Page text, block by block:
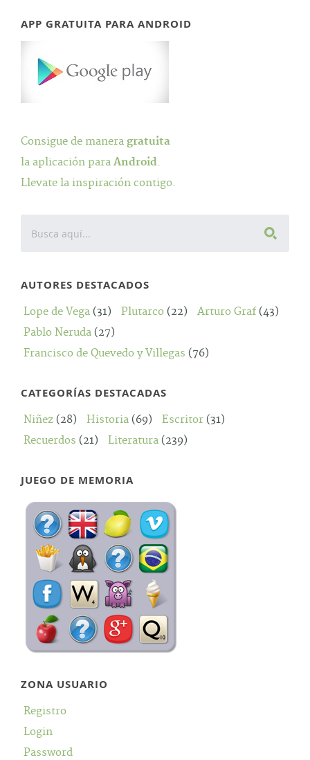
APP GRATUITA PARA ANDROID
Consigue de manera gratuita
la aplicación para Android.
Llevate la inspiración contigo.
AUTORES DESTACADOS
Lope de Vega (31) Plutarco (22) Arturo Graf(43)
Pablo Neruda (27)
Francisco de Quevedo y Villegas (76)
CATEGORÍAS DESTACADAS
Niñez (28) Historia (69) Escritor (31)
Recuerdos (21) Literatura (239)
JUEGO DE MEMORIA
ZONA USUARIO
Registro
Login
Password